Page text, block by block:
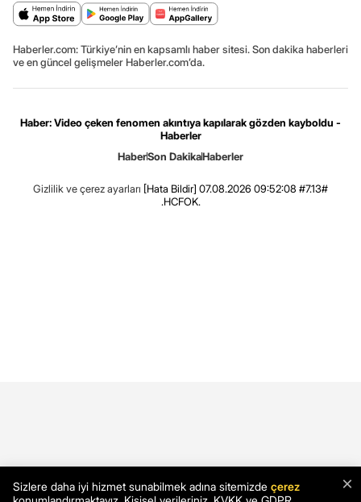
Haberler.com: Türkiye’nin en kapsamlı haber sitesi. Son dakika haberleri
ve en güncel gelişmeler Haberler.com’da.
Haber: Video çeken fenomen akıntıya kapılarak gözden kayboldu -
Haberler
HaberSon DakikaHaberler
Gizlilik ve çerez ayarları [Hata Bildir] 07.08.2026 09:52:08 #7.13#
.HCFOK.
×
Sizlere daha iyi hizmet sunabilmek adına sitemizde çerez